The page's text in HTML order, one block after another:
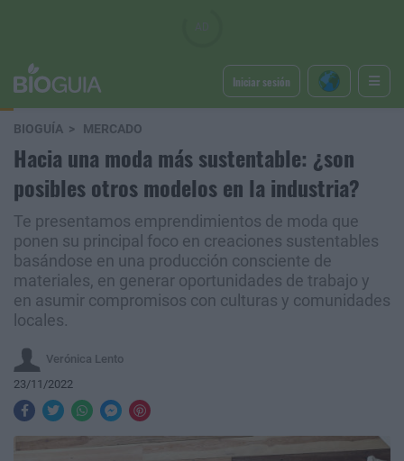
Iniciar sesión
BIOGUÍA MERCADO
Hacia una moda más sustentable: ¿son
posibles otros modelos en la industria?
Te presentamos emprendimientos de moda que
ponen su principal foco en creaciones sustentables
basándose en una producción consciente de
materiales, en generar oportunidades de trabajo y
en asumir compromisos con culturas y comunidades
locales.
Verónica Lento
23/11/2022